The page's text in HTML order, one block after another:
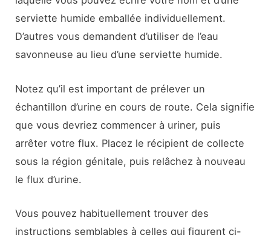
serviette humide emballée individuellement.
D’autres vous demandent d’utiliser de l’eau
savonneuse au lieu d’une serviette humide.
Notez qu’il est important de prélever un
échantillon d’urine en cours de route. Cela signifie
que vous devriez commencer à uriner, puis
arrêter votre flux. Placez le récipient de collecte
sous la région génitale, puis relâchez à nouveau
le flux d’urine.
Vous pouvez habituellement trouver des
instructions semblables à celles qui figurent ci-